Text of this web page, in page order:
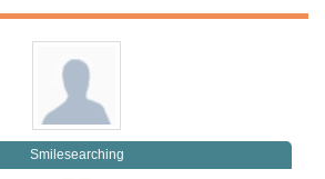
Smilesearching